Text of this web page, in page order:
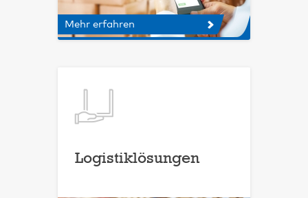
Mehr erfahren
Logistiklösungen